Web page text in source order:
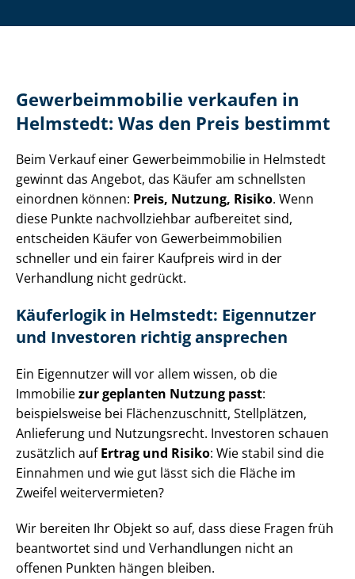
Ge­wer­be­im­mo­bi­lie verkaufen in
Helmstedt: Was den Preis bestimmt
Beim Verkauf einer Ge­wer­be­im­mo­bi­lie in Helmstedt
gewinnt das Angebot, das Käufer am schnellsten
einordnen können: Preis, Nutzung, Risiko. Wenn
diese Punkte nachvollziehbar aufbereitet sind,
entscheiden Käufer von Ge­wer­be­im­mo­bi­li­en
schneller und ein fairer Kaufpreis wird in der
Verhandlung nicht gedrückt.
Käuferlogik in Helmstedt: Eigennutzer
und Investoren richtig ansprechen
Ein Eigennutzer will vor allem wissen, ob die
Immobiliezur geplanten Nutzung passt:
beispielsweise bei Flä­chen­zu­schnitt, Stellplätzen,
Anlieferung und Nutzungsrecht. Investoren schauen
zusätzlich aufErtrag und Risiko: Wie stabil sind die
Einnahmen und wie gut lässt sich die Fläche im
Zweifel weitervermieten?
Wir bereiten Ihr Objekt so auf, dass diese Fragen früh
beantwortet sind und Verhandlungen nicht an
offenen Punkten hängen bleiben.